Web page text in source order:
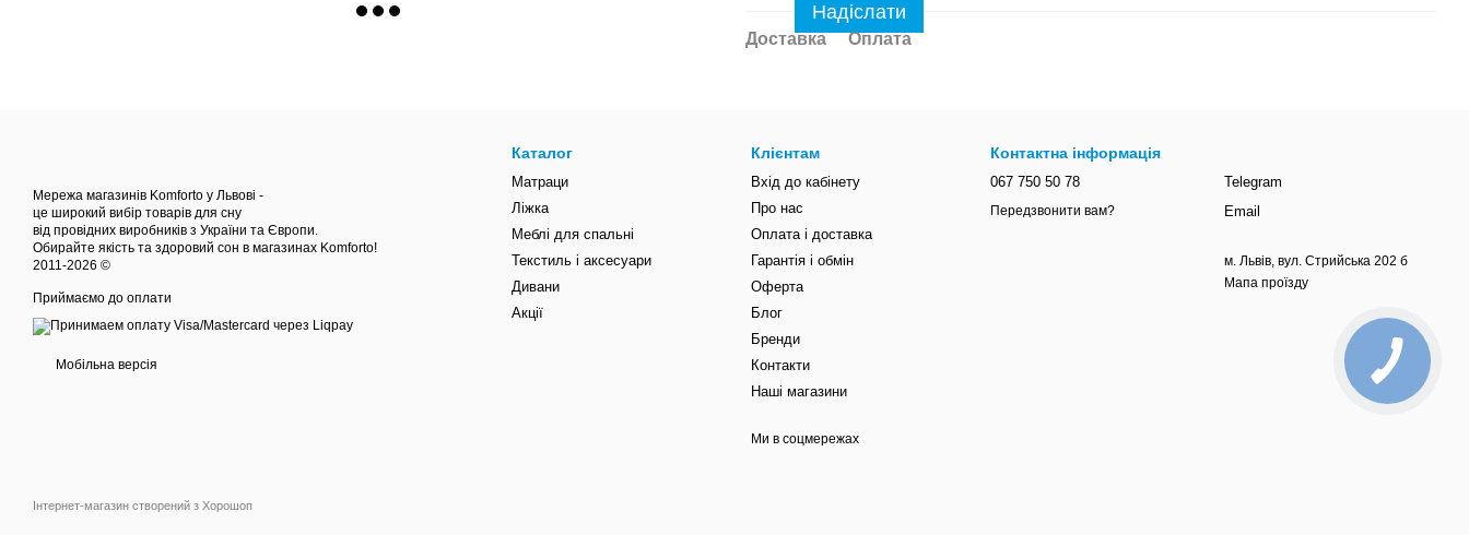
Надіслати
Доставка Оплата
Мережа магазинів Komforto у Львові -
це широкий вибір товарів для сну
від провідних виробників з України та Європи.
Обирайте якість та здоровий сон в магазинах Komforto!
2011-2026 ©
Приймаємо до оплати
Мобільна версія
Інтернет-магазин створений з Хорошоп
Каталог
Матраци
Ліжка
Меблі для спальні
Текстиль і аксесуари
Дивани
Акції
Клієнтам
Вхід до кабінету
Про нас
Оплата і доставка
Гарантія і обмін
Оферта
Блог
Бренди
Контакти
Наші магазини
Ми в соцмережах
Контактна інформація
067 750 50 78
Передзвонити вам?
Telegram
Email
м. Львів, вул. Стрийська 202 б
Мапа проїзду